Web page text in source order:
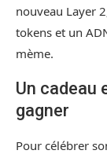
nouveau Layer
tokens et un
mème.
Un cadeau
gagner
Pour célébrer